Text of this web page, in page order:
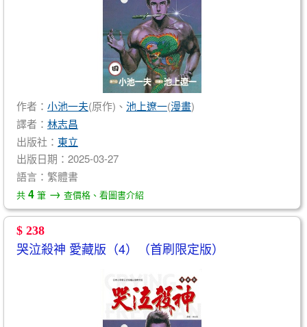
作者： 小池一夫(原作)、 池上遼一(漫畫)
譯者： 林志昌
出版社： 東立
出版日期：2025-03-27
語言：繁體書
共 4 筆 → 查價格、看圖書介紹
$ 238
哭泣殺神 愛藏版（4）（首刷限定版）